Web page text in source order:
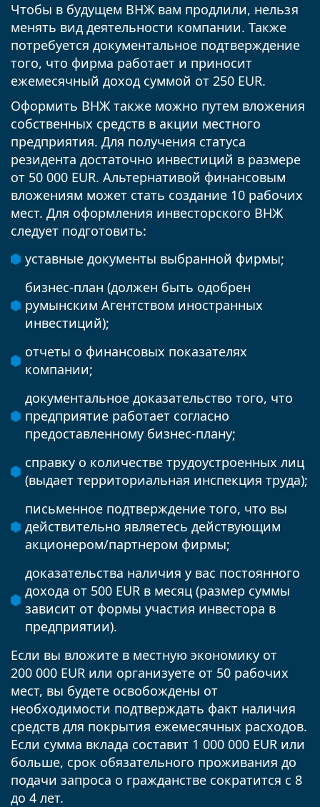
Чтобы в будущем ВНЖ вам продлили, нельзя
менять вид деятельности компании. Также
потребуется документальное подтверждение
того, что фирма работает и приносит
ежемесячный доход суммой от 250 EUR.
Оформить ВНЖ также можно путем вложения
собственных средств в акции местного
предприятия. Для получения статуса
резидента достаточно инвестиций в размере
от 50 000 EUR. Альтернативой финансовым
вложениям может стать создание 10 рабочих
мест. Для оформления инвесторского ВНЖ
следует подготовить:
уставные документы выбранной фирмы;
бизнес-план (должен быть одобрен
румынским Агентством иностранных
инвестиций);
отчеты о финансовых показателях
компании;
документальное доказательство того, что
предприятие работает согласно
предоставленному бизнес-плану;
справку о количестве трудоустроенных лиц
(выдает территориальная инспекция труда);
письменное подтверждение того, что вы
действительно являетесь действующим
акционером/партнером фирмы;
доказательства наличия у вас постоянного
дохода от 500 EUR в месяц (размер суммы
зависит от формы участия инвестора в
предприятии).
Если вы вложите в местную экономику от
200 000 EUR или организуете от 50 рабочих
мест, вы будете освобождены от
необходимости подтверждать факт наличия
средств для покрытия ежемесячных расходов.
Если сумма вклада составит 1 000 000 EUR или
больше, срок обязательного проживания до
подачи запроса о гражданстве сократится с 8
до 4 лет.